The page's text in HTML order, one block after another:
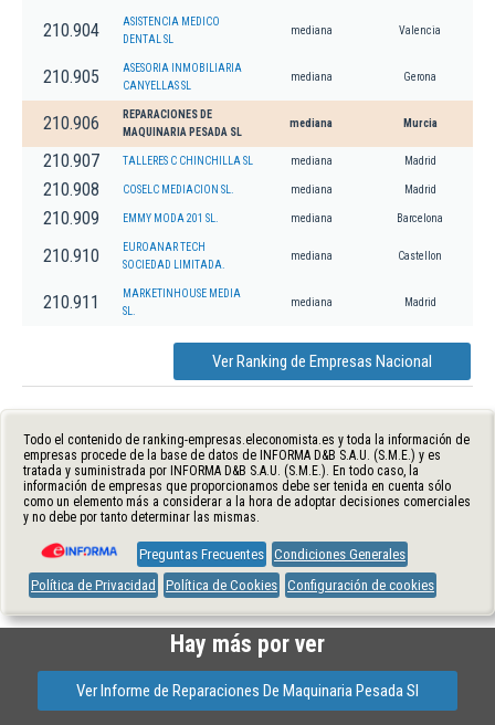
210.904
ASISTENCIA MEDICO
DENTAL SL
mediana Valencia
210.905
ASESORIA INMOBILIARIA
CANYELLAS SL
mediana Gerona
210.906
REPARACIONES DE
MAQUINARIA PESADA SL
mediana Murcia
210.907 TALLERES C CHINCHILLA SL mediana Madrid
210.908 COSELC MEDIACION SL. mediana Madrid
210.909 EMMY MODA 201 SL. mediana Barcelona
210.910
EUROANAR TECH
SOCIEDAD LIMITADA.
mediana Castellon
210.911
MARKETINHOUSE MEDIA
SL.
mediana Madrid
Ver Ranking de Empresas Nacional
Todo el contenido de ranking-empresas.eleconomista.es y toda la información de
empresas procede de la base de datos de INFORMA D&B S.A.U. (S.M.E.) y es
tratada y suministrada por INFORMA D&B S.A.U. (S.M.E.). En todo caso, la
información de empresas que proporcionamos debe ser tenida en cuenta sólo
como un elemento más a considerar a la hora de adoptar decisiones comerciales
y no debe por tanto determinar las mismas.
Preguntas Frecuentes Condiciones Generales
Política de Privacidad
Política de Cookies Configuración de cookies
Hay más por ver
Ver Informe de Reparaciones De Maquinaria Pesada Sl